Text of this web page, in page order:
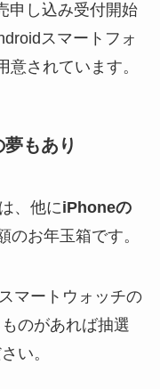
申し込み受付開始
スマートフォ
されています。
もあり
、他にiPhoneの
のお年玉箱です。
マートウォッチの
のがあれば抽選
い。